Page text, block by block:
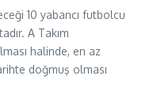
10 yabancı futbolcu
A Takım
halinde, en az
doğmuş olması